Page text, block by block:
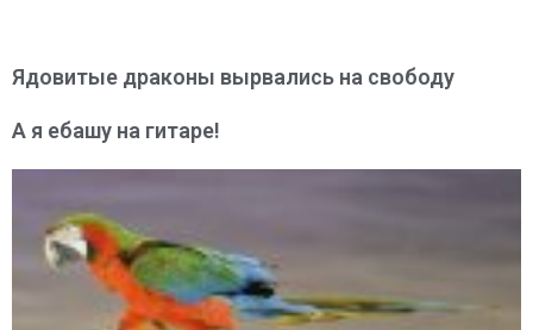
Ядовитые драконы вырвались на свободу
А я ебашу на гитаре!